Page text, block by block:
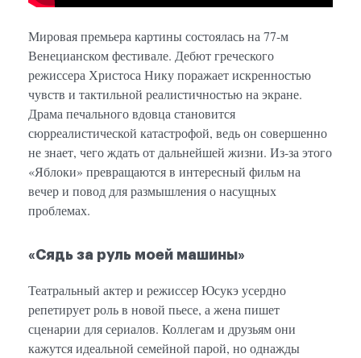
Мировая премьера картины состоялась на 77-м
Венецианском фестивале. Дебют греческого
режиссера Христоса Нику поражает искренностью
чувств и тактильной реалистичностью на экране.
Драма печального вдовца становится
сюрреалистической катастрофой, ведь он совершенно
не знает, чего ждать от дальнейшей жизни. Из-за этого
«Яблоки» превращаются в интересный фильм на
вечер и повод для размышления о насущных
проблемах.
«Сядь за руль моей машины»
Театральный актер и режиссер Юсукэ усердно
репетирует роль в новой пьесе, а жена пишет
сценарии для сериалов. Коллегам и друзьям они
кажутся идеальной семейной парой, но однажды